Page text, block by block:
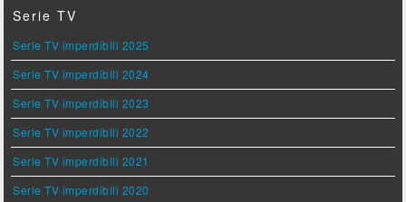
Serie TV
Serie TV imperdibili 2025
Serie TV imperdibili 2024
Serie TV imperdibili 2023
Serie TV imperdibili 2022
Serie TV imperdibili 2021
Serie TV imperdibili 2020